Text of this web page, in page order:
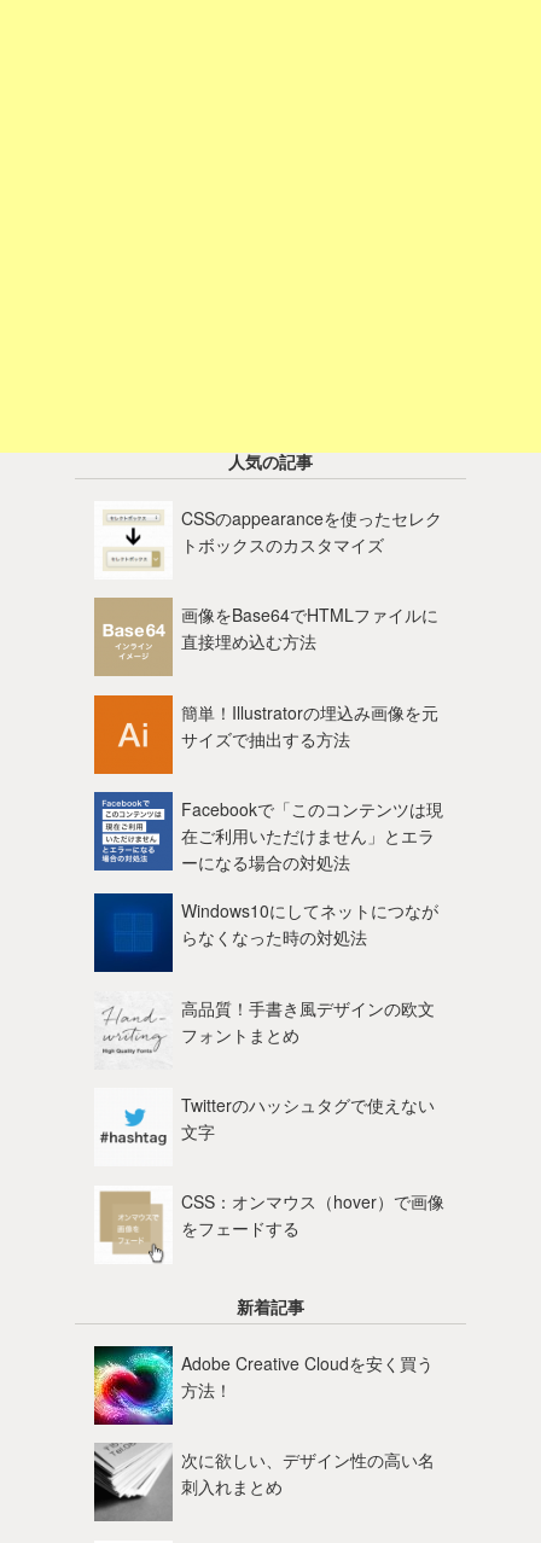
人気の記事
CSSのappearanceを使ったセレク
トボックスのカスタマイズ
画像をBase64でHTMLファイルに
直接埋め込む方法
簡単！Illustratorの埋込み画像を元
サイズで抽出する方法
Facebookで「このコンテンツは現
在ご利用いただけません」とエラ
ーになる場合の対処法
Windows10にしてネットにつなが
らなくなった時の対処法
高品質！手書き風デザインの欧文
フォントまとめ
Twitterのハッシュタグで使えない
文字
CSS：オンマウス（hover）で画像
をフェードする
新着記事
Adobe Creative Cloudを安く買う
方法！
次に欲しい、デザイン性の高い名
刺入れまとめ